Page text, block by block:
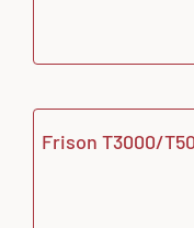
Frison T3000/